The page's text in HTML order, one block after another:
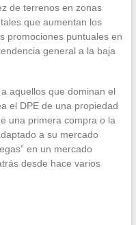
de terrenos en zonas
que aumentan los
promociones puntuales en
general a la baja
aquellos que dominan el
el DPE de una propiedad
una primera compra o la
a su mercado
en un mercado
desde hace varios